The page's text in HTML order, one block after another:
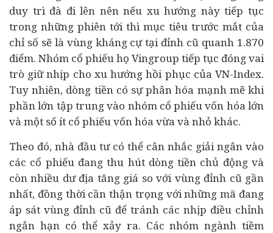
duy trì đà đi lên nên nếu xu hướng này tiếp tục
trong những phiên tới thì mục tiêu trước mắt của
chỉ số sẽ là vùng kháng cự tại đỉnh cũ quanh 1.870
điểm. Nhóm cổ phiếu họ Vingroup tiếp tục đóng vai
trò giữ nhịp cho xu hướng hồi phục của VN-Index.
Tuy nhiên, dòng tiền có sự phân hóa mạnh mẽ khi
phần lớn tập trung vào nhóm cổ phiếu vốn hóa lớn
và một số ít cổ phiếu vốn hóa vừa và nhỏ khác.
Theo đó, nhà đầu tưcó thể cân nhắc giải ngân vào
các cổ phiếu đang thu hút dòng tiền chủ động và
còn nhiều dư địa tăng giá so với vùng đỉnh cũ gần
nhất, đồng thời cần thận trọng với những mã đang
áp sát vùng đỉnh cũ để tránh các nhịp điều chỉnh
ngắn hạn có thể xảy ra. Các nhóm ngành tiềm